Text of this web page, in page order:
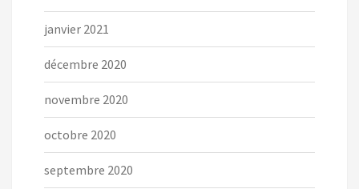
janvier 2021
décembre 2020
novembre 2020
octobre 2020
septembre 2020